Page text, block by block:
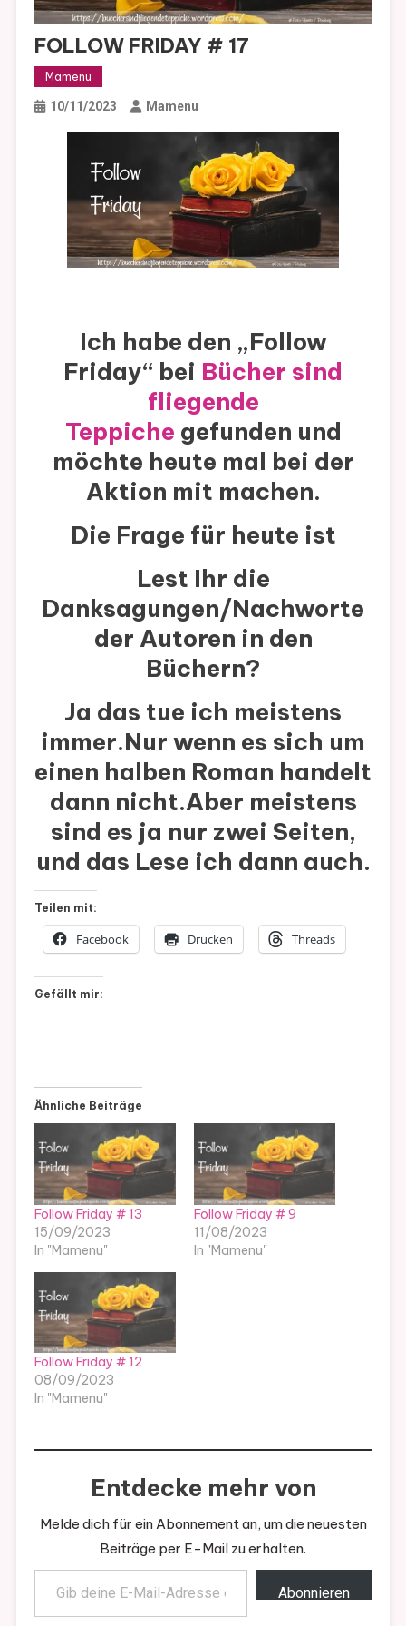
FOLLOW FRIDAY # 17
Mamenu
10/11/2023 Mamenu
Ich habe den „Follow
Friday“ bei Bücher sind
fliegende
Teppiche gefunden und
möchte heute mal bei der
Aktion mit machen.
Die Frage für heute ist
Lest Ihr die
Danksagungen/Nachworte
der Autoren in den
Büchern?
Ja das tue ich meistens
immer.Nur wenn es sich um
einen halben Roman handelt
dann nicht.Aber meistens
sind es ja nur zwei Seiten,
und das Lese ich dann auch.
Teilen mit:
Facebook Drucken Threads
Gefällt mir:
Ähnliche Beiträge
Follow Friday # 13
15/09/2023
In "Mamenu"
Follow Friday # 9
11/08/2023
In "Mamenu"
Follow Friday # 12
08/09/2023
In "Mamenu"
Entdecke mehr von
Melde dich für ein Abonnement an, um die neuesten
Beiträge per E-Mail zu erhalten.
Gib deine E-Mail-Adresse ein ...
Abonnieren